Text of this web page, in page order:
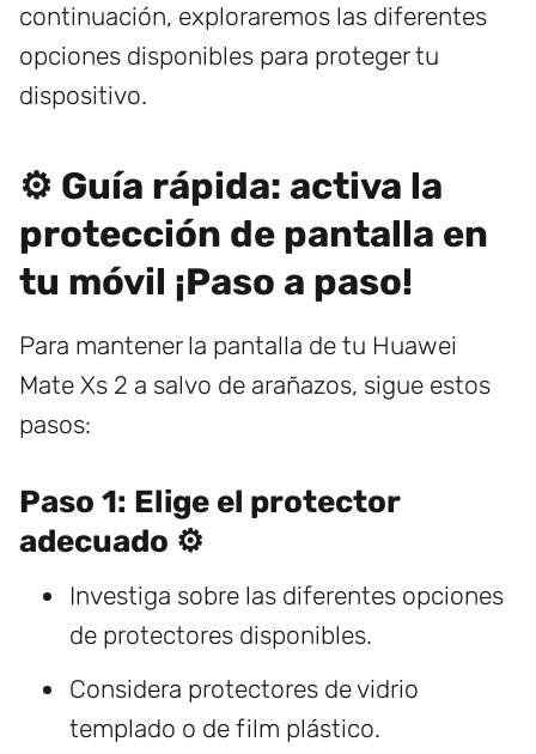
continuación, exploraremos las diferentes
opciones disponibles para proteger tu
dispositivo.
⚙️ Guía rápida: activa la
protección de pantalla en
tu móvil ¡Paso a paso!
Para mantener la pantalla de tu Huawei
Mate Xs 2 a salvo de arañazos, sigue estos
pasos:
Paso 1: Elige el protector
adecuado ⚙️
Investiga sobre las diferentes opciones
de protectores disponibles.
Considera protectores de vidrio
templado o de film plástico.